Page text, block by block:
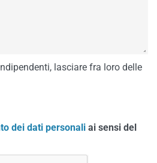
lasciare fra loro delle
dei dati personali ai sensi del